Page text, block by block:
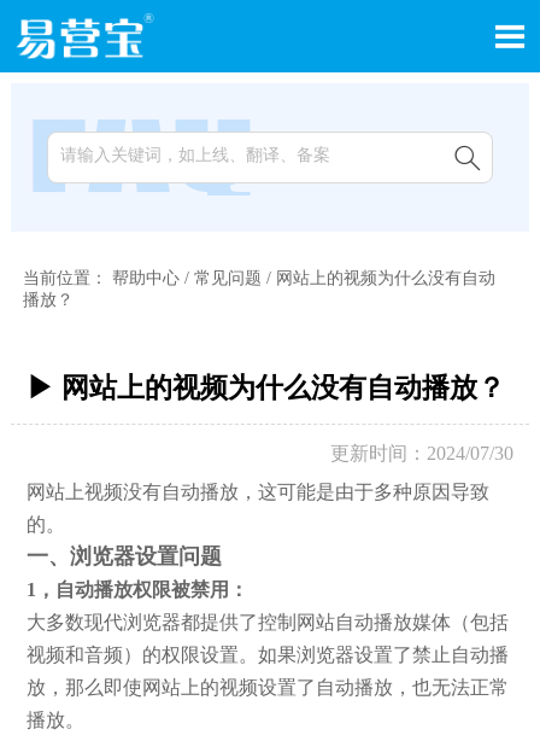


当前位置： 帮助中心/ 常见问题 / 网站上的视频为什么没有自动
播放？
▶ 网站上的视频为什么没有自动播放？
更新时间：2024/07/30
网站上视频没有自动播放，这可能是由于多种原因导致
的。
一、浏览器设置问题
1，自动播放权限被禁用：
大多数现代浏览器都提供了控制网站自动播放媒体（包括
视频和音频）的权限设置。如果浏览器设置了禁止自动播
放，那么即使网站上的视频设置了自动播放，也无法正常
播放。